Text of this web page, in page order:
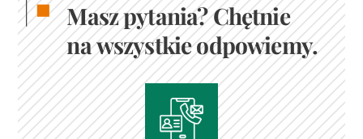
Masz pytania? Chętnie
na wszystkie odpowiemy.